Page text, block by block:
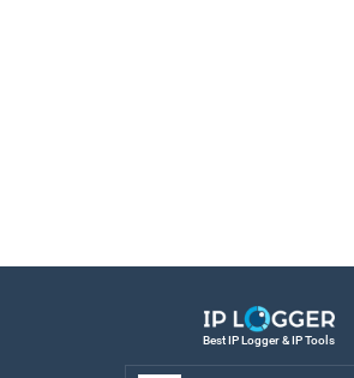
Best IP Logger & IP Tools